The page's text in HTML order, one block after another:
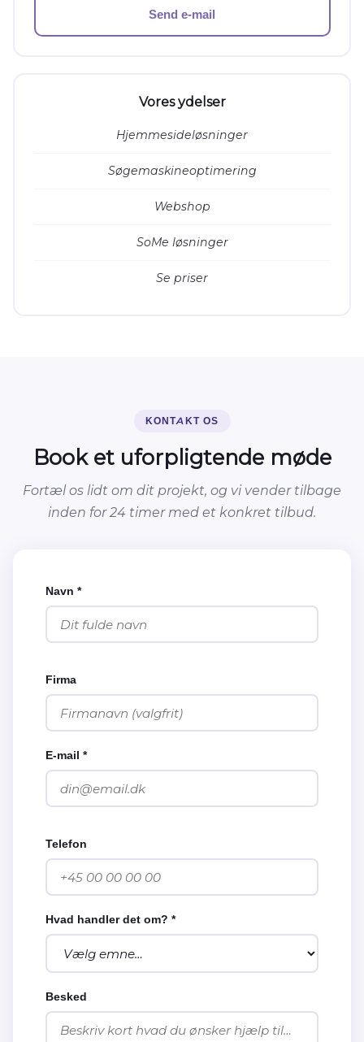
Send e-mail
Vores ydelser
Hjemmesideløsninger
Søgemaskineoptimering
Webshop
SoMe løsninger
Se priser
KONTAKT OS
Book et uforpligtende møde
Fortæl os lidt om dit projekt, og vi vender tilbage
inden for 24 timer med et konkret tilbud.
Navn *
Firma
E-mail *
Telefon
Hvad handler det om? *
Besked